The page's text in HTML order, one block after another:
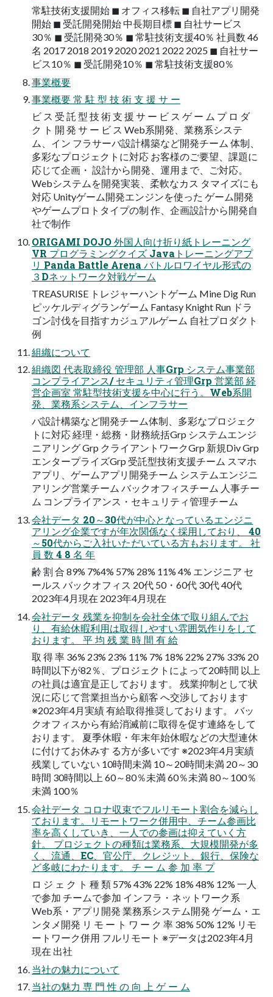
常駐技術支援開始 ◼ オフィス移転 ◼ 自社アプリ開発
開始 ◼ 受託開発開始 中長期目標 ◼ 自社サービス
30％ ◼ 受託開発30％ ◼ 常駐技術支援40％ 社員数 46
名 2017 2018 2019 2020 2021 2022 2025 ◼ 自社サー
ビス10％ ◼ 受託開発10％ ◼ 常駐技術支援80％
事業概要
事業概要 常 駐 型 技 術 支 援 サ ー
ビ ス 受 託 型 技 術 支 援 サ ー ビ ス ゲ ー ム プ ロ ダ
ク ト 開 発 サ ー ビ ス Web系開発、業務系システ
ム、イン フラサーバ設計構築など開発チーム 体制、
多彩なプロジェクトに対応 お客様のご要望、課題に
応じて企画・ 設計から開発、運用まで、ご対応。
Webシステムを開発実装、柔軟なカス タマイズにも
対応 Unityゲーム開発エンジンを使った ゲーム開発
やゲームプロトタイプの制 作、企画設計から開発自
社で制作
ORIGAMI DOJO 外国人向け折り紙トレーニング
VR プログラミングクイズ Javaトレーニングアプ
リ Panda Battle Arena バトルロワイヤル形式の
３Dネットワーク対戦ゲーム
TREASURISE トレジャーハントゲーム Mine Dig Run
ピッケルディグランゲーム Fantasy Knight Run ドラ
ゴン討伐を目指すカジュアルゲーム 自社プロダクト
例
組織について
組織図 代表取締役 管理部 人事Grp システム事業部
コンプライアンス/ セキュリティ管理Grp 営業部 経
営企画室 常駐型技術支援を中心に行う。Web系開
発、業務系システム、インフラサー
バ設計構築など開発チーム体制、多彩なプロジェク
トに対応 経理・総務・財務統括Grp システムエンジ
ニアリング Grp クライアントワークGrp 新規Div Grp
エンタープライズGrp 受託型技術支援チーム スマホ
アプリ、ゲームアプリ開発チーム システムエンジニ
アリング営業チーム バックオフィスチーム 人事チー
ム コンプライアンス・セキュリティ管理チーム
会社データ 20～30代が中心となっているエンジニ
アリング企業ですが年次関係なく採用しており、 40
～50代からご入社いただいている方もおります。 社
員 数 4 8 名 年
齢 割 合 89% 7%4% 57% 28% 11% 4% エンジニア セ
ールス バックオフィス 20代 50・60代 30代 40代
2023年4月現在 2023年4月現在
会社データ 残業を抑制を会社全体で取り組んでお
り、有給休暇利用は取得しやすい雰囲気作りをして
おります。 平 均 残 業 時 間 有 給
取 得 率 36% 23% 23% 11% 7% 18% 22% 27% 33% 20
時間以下が82％、プロジェクトによって20時間 以上
の社員は適宜是正しております。 残業抑制として状
況に応じて営業担当から顧客 へ交渉しております
※2023年4月実績 有給取得推奨しております。 バッ
クオフィスから有給消滅前に取得を促す連絡をして
おります。 夏季休暇・年末年始休暇などの大型連休
に付けてお休みす る方が多いです ※2023年4月実績
残業していない 10時間未満 10～20時間未満 20～30
時間 30時間以上 60～80％未満 60％未満 80～100％
未満 100％
会社データ コロナ収束でフルリモート割合を減らし
ております。リモートワーク併用中、チーム参画比
率を高くしていき、一人での参画は抑えていく方
針。 プロジェクトの種類は業務系、大規模開発が多
く、流通、EC、官公庁、クレジット、銀行、保険な
ど多岐にわたります。 チ ー ム 参 加 率 プ
ロ ジ ェ ク ト 種 類 57% 43% 22% 18% 48% 12% 一人
で参加 チームで参加 インフラ・ネットワーク系
Web系・アプリ開発 業務系システム開発 ゲーム・エ
ンタメ開発 リ モ ー ト ワ ー ク 率 38% 50% 12% リモ
ートワーク併用 フルリモート ※データは2023年4月
現在 出社
当社の魅力について
当社の魅力 専 門 性 の 向 上 ゲ ー ム